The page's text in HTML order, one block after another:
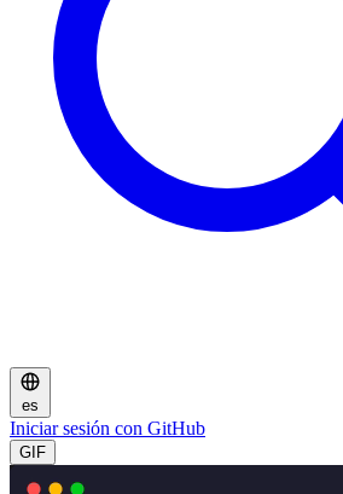
es
Iniciar sesión con GitHub
GIF